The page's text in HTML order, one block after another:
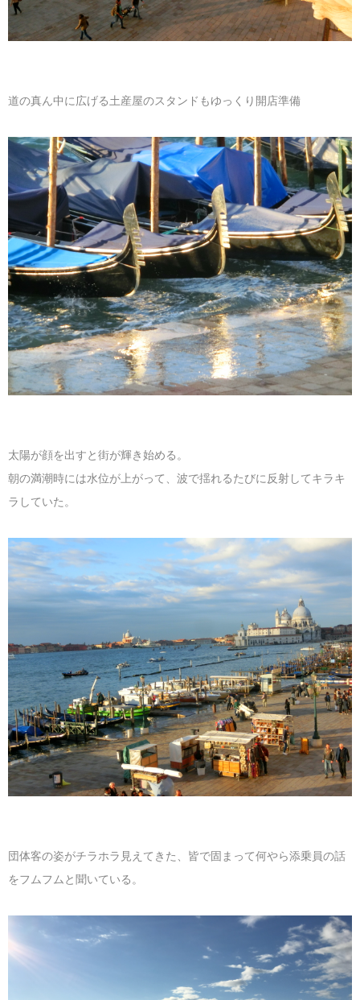
道の真ん中に広げる土産屋のスタンドもゆっくり開店準備
太陽が顔を出すと街が輝き始める。
朝の満潮時には水位が上がって、波で揺れるたびに反射してキラキ
ラしていた。
団体客の姿がチラホラ見えてきた、皆で固まって何やら添乗員の話
をフムフムと聞いている。